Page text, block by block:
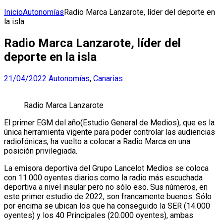
InicioAutonomíasRadio Marca Lanzarote, líder del deporte en
la isla
Radio Marca Lanzarote, líder del
deporte en la isla
21/04/2022 Autonomías, Canarias
Radio Marca Lanzarote
El primer EGM del año(Estudio General de Medios), que es la
única herramienta vigente para poder controlar las audiencias
radiofónicas, ha vuelto a colocar a Radio Marca en una
posición privilegiada.
La emisora deportiva del Grupo Lancelot Medios se coloca
con 11.000 oyentes diarios como la radio más escuchada
deportiva a nivel insular pero no sólo eso. Sus números, en
este primer estudio de 2022, son francamente buenos. Sólo
por encima se ubican los que ha conseguido la SER (14.000
oyentes) y los 40 Principales (20.000 oyentes), ambas